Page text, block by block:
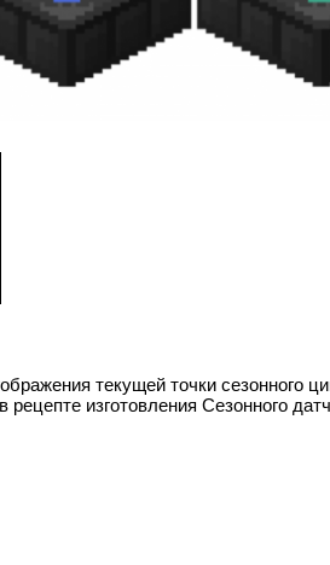
текущей точки сезонного
изготовления Сезонного